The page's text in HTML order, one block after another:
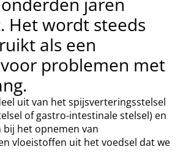
Het wordt steeds
als een
problemen met
uit van het spijsverteringsstelsel
of gastro-intestinale stelsel) en
het opnemen van
vloeistoffen uit het voedsel dat we